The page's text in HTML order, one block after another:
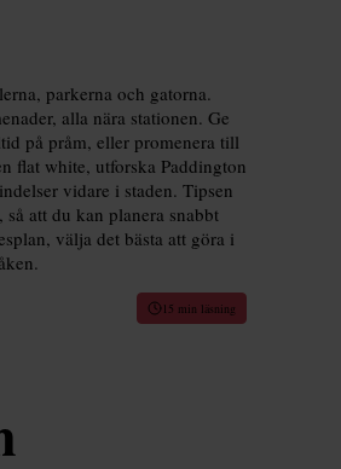
parkerna och gatorna.
alla nära stationen. Ge
på pråm, eller promenera till
flat white, utforska Paddington
vidare i staden. Tipsen
att du kan planera snabbt
välja det bästa att göra i
15 min läsning